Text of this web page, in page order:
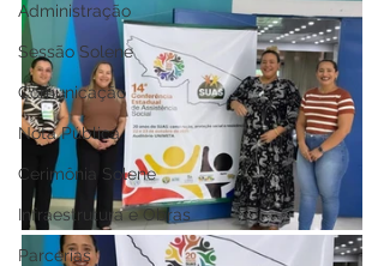
Administração
Sessão Solene
Comunicação
Nota Pública
Cerimônia Solene
Infraestrutura e Obras
Parcerias